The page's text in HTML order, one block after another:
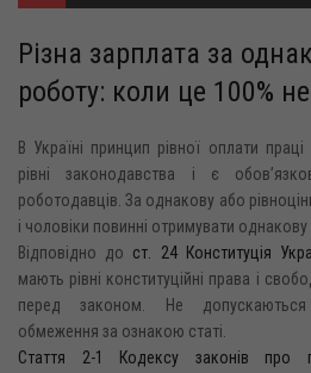
Різна зарплата за
роботу: коли це 100%
В Україні принцип рівної оплати праці
рівні законодавства і є
роботодавців. За однакову або
і чоловіки повинні отримувати однакову
Відповідно до ст. 24 Конституція
мають рівні конституційні права і
перед законом. Не
обмеження за ознакою статі.
Стаття 2-1 Кодексу законів про